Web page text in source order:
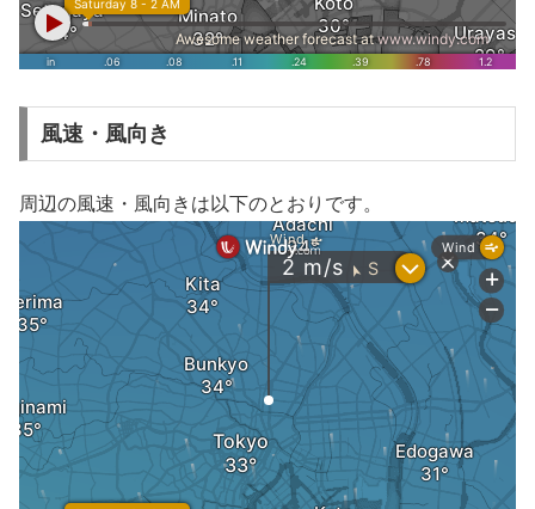
風速・風向き
周辺の風速・風向きは以下のとおりです。